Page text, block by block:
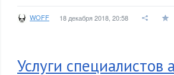
WOFF 18 декабря 2018, 20:58
Услуги специалистов